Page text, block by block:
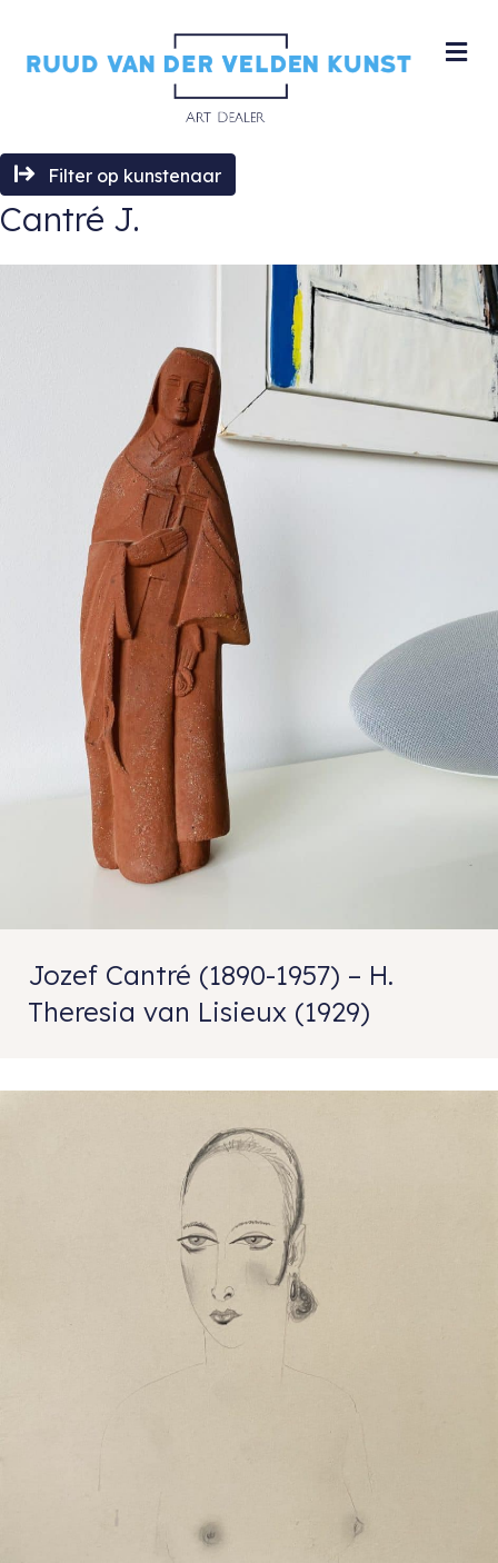
Filter op kunstenaar
Cantré J.
Jozef Cantré (1890-1957) – H.
Theresia van Lisieux (1929)